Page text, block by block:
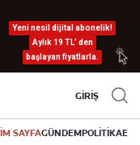
Yeni nesil dijital abonelik!
Aylık 19 TL’ den
başlayan fiyatlarla.
GİRİŞ
SAYFAGÜNDEMPOLİTİKA